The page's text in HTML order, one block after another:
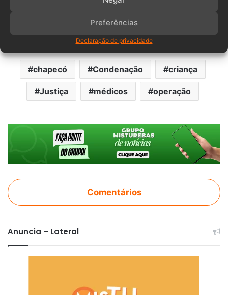
Preferências
Declaração de privacidade
médico, dessa vez na cidade de
, em fevereiro de
2015. A família arcou com os custos. Cabe recurso da
decisão.
chapecó Condenação criança
Justiça médicos operação
Comentários
Anuncia – Lateral